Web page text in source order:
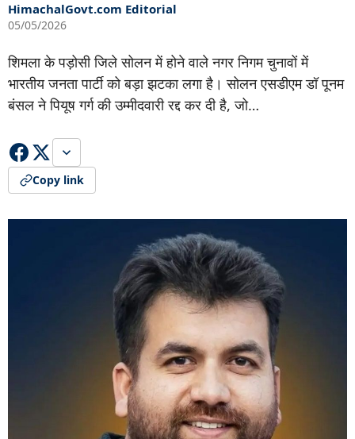
HimachalGovt.com Editorial
05/05/2026
शिमला के पड़ोसी जिले सोलन में होने वाले नगर निगम चुनावों में
भारतीय जनता पार्टी को बड़ा झटका लगा है। सोलन एसडीएम डॉ पूनम
बंसल ने पियूष गर्ग की उम्मीदवारी रद्द कर दी है, जो…
Copy link